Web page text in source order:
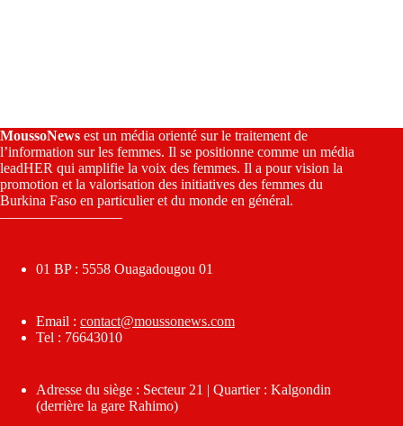
MoussoNews est un média orienté sur le traitement de
l’information sur les femmes. Il se positionne comme un média
leadHER qui amplifie la voix des femmes. Il a pour vision la
promotion et la valorisation des initiatives des femmes du
Burkina Faso en particulier et du monde en général.
————————–
01 BP : 5558 Ouagadougou 01
Email : contact@moussonews.com
Tel : 76643010
Adresse du siège : Secteur 21 | Quartier : Kalgondin
(derrière la gare Rahimo)